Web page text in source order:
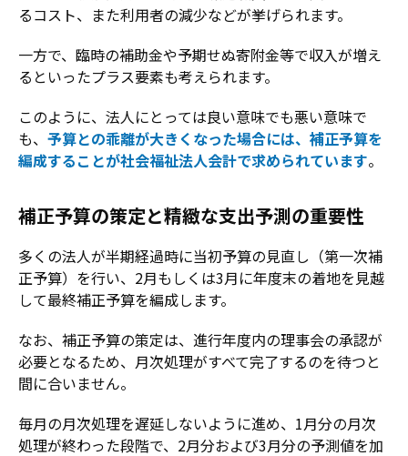
るコスト、また利用者の減少などが挙げられます。
一方で、臨時の補助金や予期せぬ寄附金等で収入が増え
るといったプラス要素も考えられます。
このように、法人にとっては良い意味でも悪い意味で
も、 予算との乖離が大きくなった場合には、補正予算を
編成することが社会福祉法人会計で求められています。
補正予算の策定と精緻な支出予測の重要性
多くの法人が半期経過時に当初予算の見直し（第一次補
正予算）を行い、2月もしくは3月に年度末の着地を見越
して最終補正予算を編成します。
なお、補正予算の策定は、進行年度内の理事会の承認が
必要となるため、月次処理がすべて完了するのを待つと
間に合いません。
毎月の月次処理を遅延しないように進め、1月分の月次
処理が終わった段階で、2月分および3月分の予測値を加